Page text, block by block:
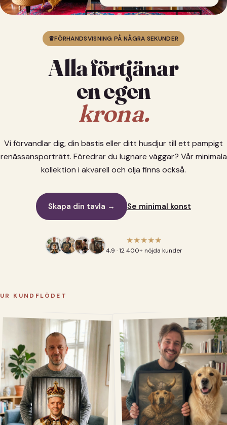
♛FÖRHANDSVISNING PÅ NÅGRA SEKUNDER
Alla förtjänar
en egen
krona.
Vi förvandlar dig, din bästis eller ditt husdjur till ett pampigt
renässansporträtt. Föredrar du lugnare väggar? Vår minimala
kollektion i akvarell och olja finns också.
Skapa din tavla → Se minimal konst
★★★★★
4,9 · 12 400+ nöjda kunder
UR KUNDFLÖDET